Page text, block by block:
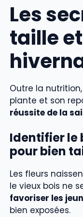
Les
taille
Outre la
plante et son
réussite de la
Identifier le
pour bien
Les fleurs
le vieux bois ne
favoriser les
bien exposées.